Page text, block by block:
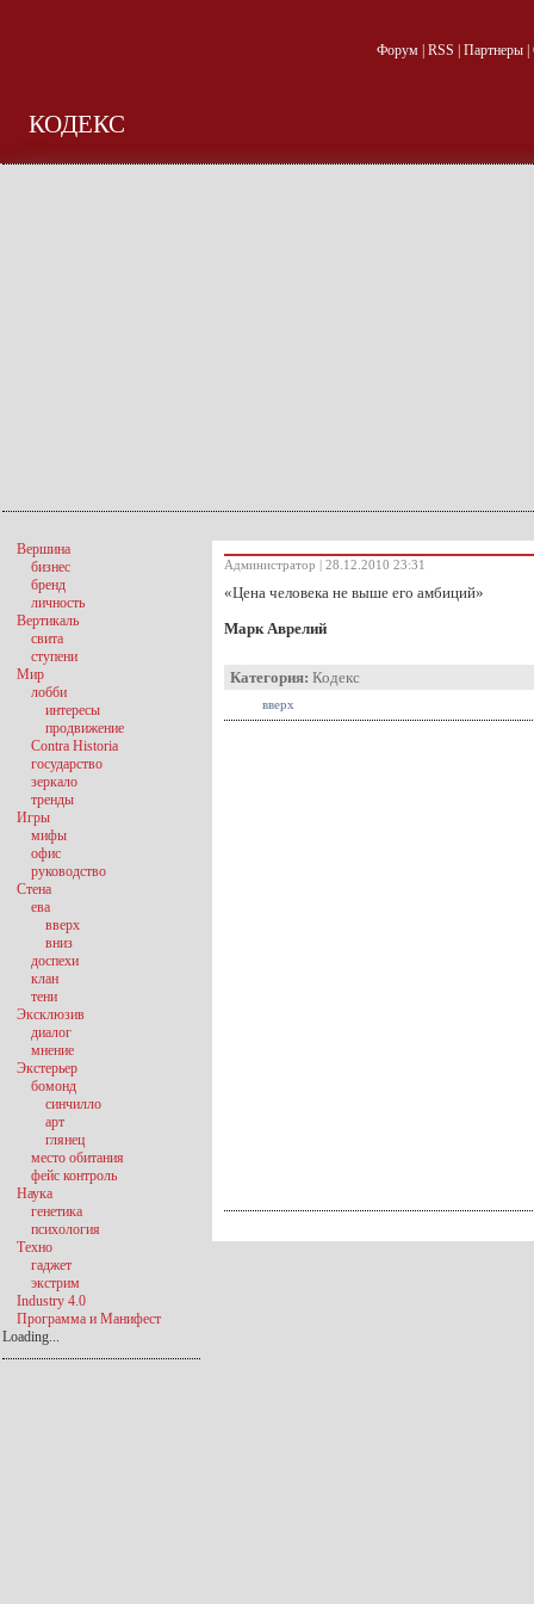
Форум| RSS Партнеры|
КОДЕКС
Администратор | 28.12.2010 23:31
«Цена человека не выше его амбиций»
Марк Аврелий
Категория: Кодекс
вверх
Вершина
бизнес
бренд
личность
Вертикаль
свита
ступени
Мир
лобби
интересы
продвижение
Contra Historia
государство
зеркало
тренды
Игры
мифы
офис
руководство
Стена
ева
вверх
вниз
доспехи
клан
тени
Эксклюзив
диалог
мнение
Экстерьер
бомонд
синчилло
арт
глянец
место обитания
фейс контроль
Наука
генетика
психология
Техно
гаджет
экстрим
Industry 4.0
Программа и Манифест
Loading...